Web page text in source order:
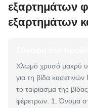
εξαρτημάτων
εξαρτημάτων
Χλωμό χρυσό μακρύ
για τη βίδα
το ταίριασμα της
φέρετρων. 1. Όνομα